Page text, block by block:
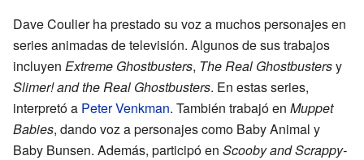
Dave Coulier ha prestado su voz a muchos personajes en
series animadas de televisión. Algunos de sus trabajos
incluyen Extreme Ghostbusters, The Real Ghostbustersy
Slimer! and the Real Ghostbusters. En estas series,
interpretó a Peter Venkman. También trabajó en Muppet
Babies, dando voz a personajes como Baby Animal y
Baby Bunsen. Además, participó en Scooby and Scrappy-